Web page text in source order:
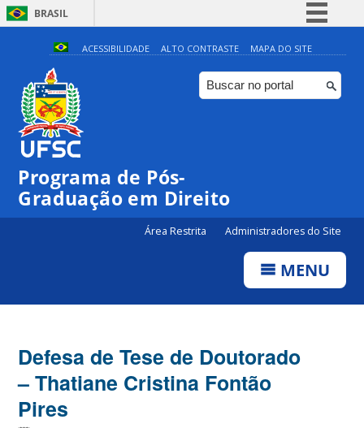
BRASIL
Simplifique!
Comunica BR
Participe
ACESSIBILIDADE ALTO CONTRASTE MAPA DO SITE
Programa de Pós-
Graduação em Direito
Área Restrita Administradores do Site
MENU
Defesa de Tese de Doutorado
– Thatiane Cristina Fontão
Pires